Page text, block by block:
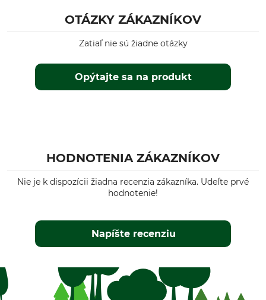
OTÁZKY ZÁKAZNÍKOV
Opýtajte sa na produkt
Zatiaľ nie sú žiadne otázky
HODNOTENIA ZÁKAZNÍKOV
Nie je k dispozícii žiadna recenzia zákazníka. Udeľte prvé
hodnotenie!
Napíšte recenziu